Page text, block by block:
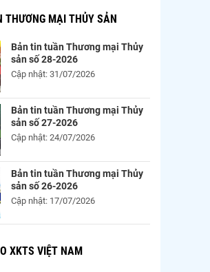
THƯƠNG MẠI THỦY SẢN
Bản tin tuần Thương mại Thủy
sản số 28-2026
Cập nhật: 31/07/2026
Bản tin tuần Thương mại Thủy
sản số 27-2026
Cập nhật: 24/07/2026
Bản tin tuần Thương mại Thủy
sản số 26-2026
Cập nhật: 17/07/2026
XKTS VIỆT NAM